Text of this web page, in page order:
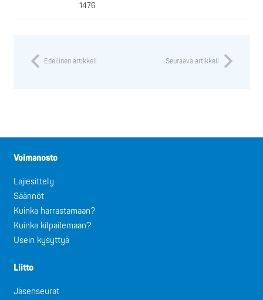
1476
Edellinen artikkeli Seuraava artikkeli
Voimanosto
Lajiesittely
Säännöt
Kuinka harrastamaan?
Kuinka kilpailemaan?
Usein kysyttyä
Liitto
Jäsenseurat